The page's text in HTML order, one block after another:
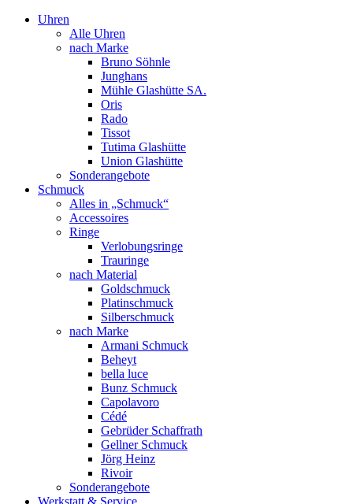
Uhren
Alle Uhren
nach Marke
Bruno Söhnle
Junghans
Mühle Glashütte SA.
Oris
Rado
Tissot
Tutima Glashütte
Union Glashütte
Sonderangebote
Schmuck
Alles in „Schmuck“
Accessoires
Ringe
Verlobungsringe
Trauringe
nach Material
Goldschmuck
Platinschmuck
Silberschmuck
nach Marke
Armani Schmuck
Beheyt
bella luce
Bunz Schmuck
Capolavoro
Cédé
Gebrüder Schaffrath
Gellner Schmuck
Jörg Heinz
Rivoir
Sonderangebote
Werkstatt & Service